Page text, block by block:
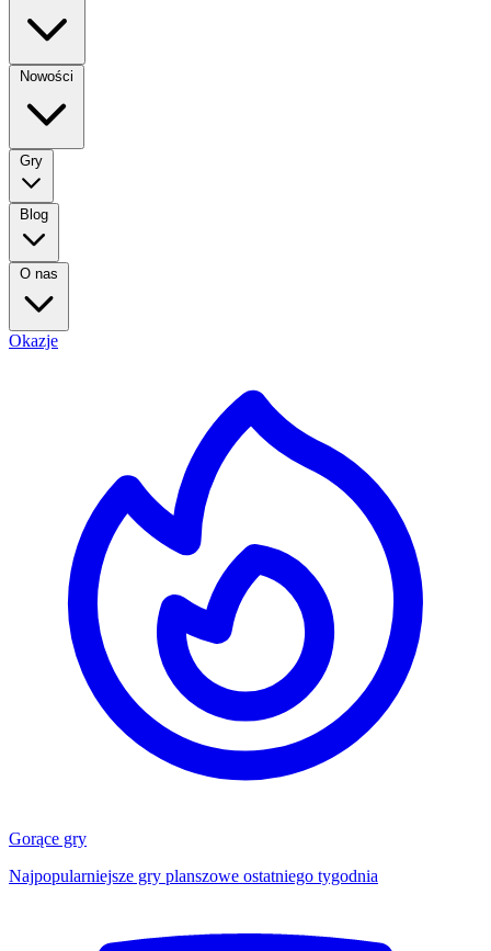
Nowości
Gry
Blog
O nas
Okazje
Gorące gry
Najpopularniejsze gry planszowe ostatniego tygodnia